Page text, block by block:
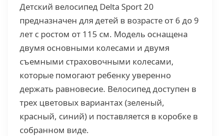
Детский велосипед Delta Sport 20
предназначен для детей в возрасте от 6 до 9
лет с ростом от 115 см. Модель оснащена
двумя основными колесами и двумя
съемными страховочными колесами,
которые помогают ребенку уверенно
держать равновесие. Велосипед доступен в
трех цветовых вариантах (зеленый,
красный, синий) и поставляется в коробке в
собранном виде.